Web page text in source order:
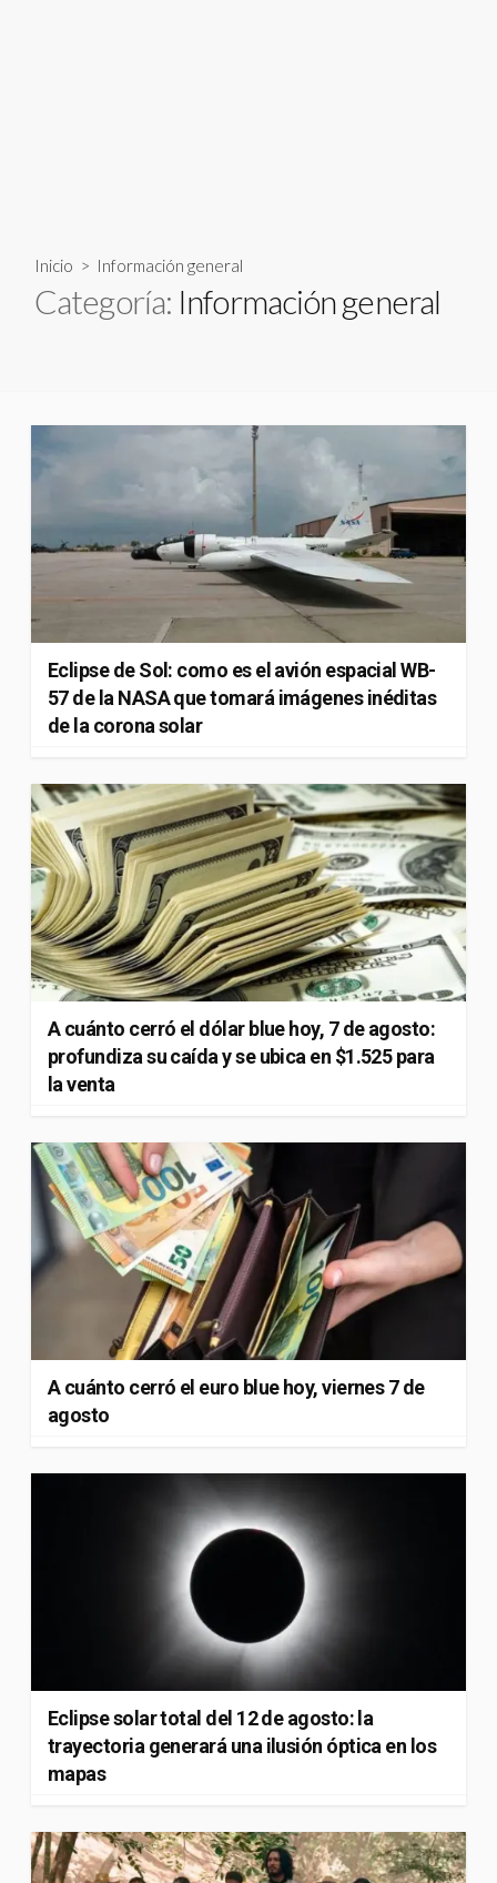
Inicio > Información general
Categoría: Información general
Eclipse de Sol: como es el avión espacial WB-
57 de la NASA que tomará imágenes inéditas
de la corona solar
A cuánto cerró el dólar blue hoy, 7 de agosto:
profundiza su caída y se ubica en $1.525 para
la venta
A cuánto cerró el euro blue hoy, viernes 7 de
agosto
Eclipse solar total del 12 de agosto: la
trayectoria generará una ilusión óptica en los
mapas